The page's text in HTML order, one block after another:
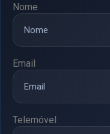
Nome
Email
Telemóvel